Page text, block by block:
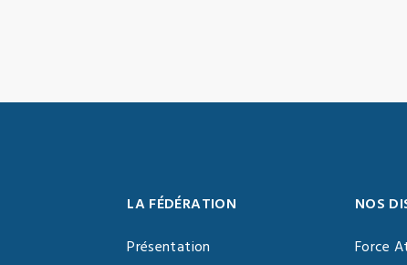
LA FÉDÉRATION
Présentation
NOS
Force